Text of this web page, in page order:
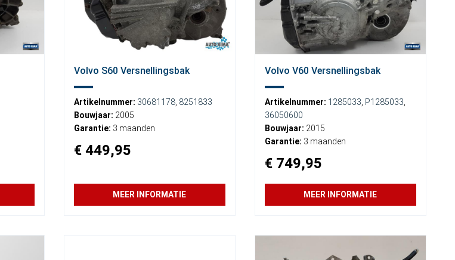
Volvo S60 Versnellingsbak
Artikelnummer: 30681178, 8251833
Bouwjaar: 2005
Garantie: 3 maanden
€ 449,95
MEER INFORMATIE
Volvo V60 Versnellingsbak
Artikelnummer: 1285033, P1285033,
36050600
Bouwjaar: 2015
Garantie: 3 maanden
€ 749,95
MEER INFORMATIE